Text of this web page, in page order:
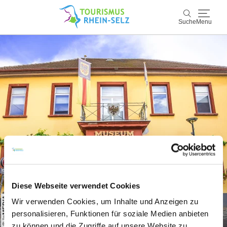
Diese Webseite verwendet Cookies
Wir verwenden Cookies, um Inhalte und Anzeigen zu
personalisieren, Funktionen für soziale Medien anbieten
Suche Menu
Suche
Rhein-Selz
Entdecken & Erleben
Wein & Genuss
Kultur & Events
© inMEDIA